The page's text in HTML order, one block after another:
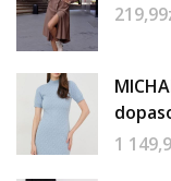
219,99
1